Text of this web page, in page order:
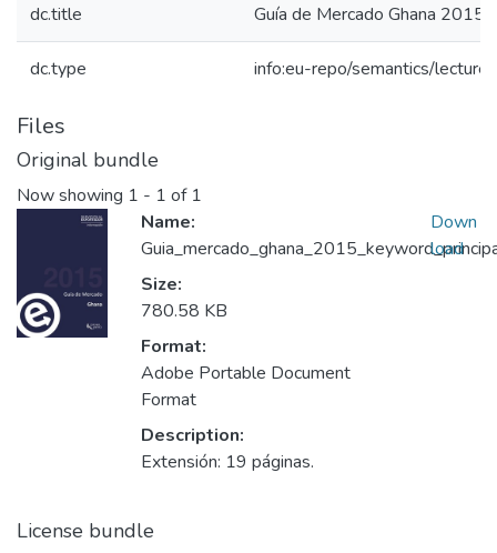
dc.title Guía de Mercado Ghana 2015
dc.type info:eu-repo/semantics/lecture
Files
Original bundle
Now showing 1 - 1 of 1
Name:
Size:
780.58 KB
Format:
Adobe Portable Document
Format
Description:
Extensión: 19 páginas.
Down
load
License bundle